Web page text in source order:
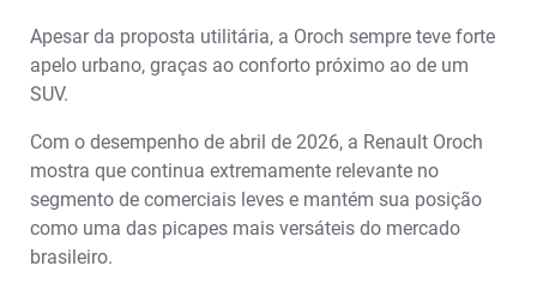
Apesar da proposta utilitária, a Oroch sempre teve forte
apelo urbano, graças ao conforto próximo ao de um
SUV.
Com o desempenho de abril de 2026, a Renault Oroch
mostra que continua extremamente relevante no
segmento de comerciais leves e mantém sua posição
como uma das picapes mais versáteis do mercado
brasileiro.